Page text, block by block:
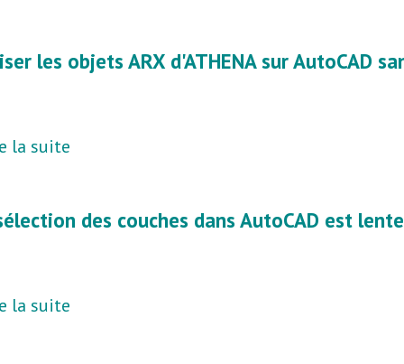
les objets ARX d'ATHENA sur AutoCAD
la suite
des couches dans AutoCAD est lente
la suite